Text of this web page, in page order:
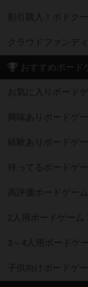
割引購入！ボドク
クラウドファンデ
おすすめボード
お気に入りボード
興味ありボードゲ
経験ありボードゲ
持ってるボードゲ
高評価ボードゲー
2人用ボードゲーム
3～4人用ボードゲ
子供向けボードゲ